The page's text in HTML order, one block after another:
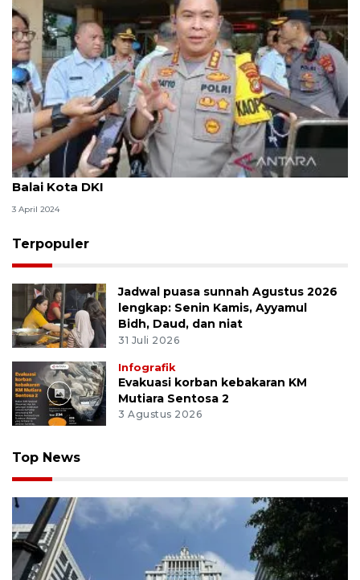
170 pelajar yang terlibat tawuran dikumpulkan di
Balai Kota DKI
3 April 2024
Terpopuler
Jadwal puasa sunnah Agustus 2026
lengkap: Senin Kamis, Ayyamul
Bidh, Daud, dan niat
31 Juli 2026
Infografik
Evakuasi korban kebakaran KM
Mutiara Sentosa 2
3 Agustus 2026
Top News